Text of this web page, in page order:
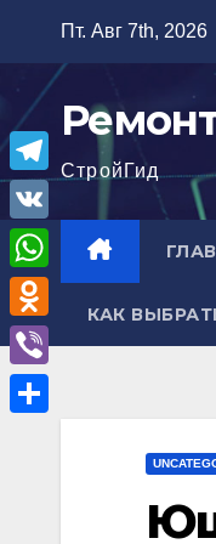
содержимому
Пт. Авг 7th, 2026
СтройГид
КАК
T
e
l
e
g
r
V
K
W
h
a
O
d
n
V